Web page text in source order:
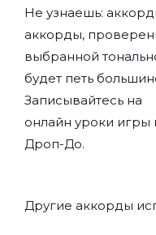
Не узнаешь:
аккорды,
выбранной
будет петь
Записывайтесь на
онлайн уроки игры
Дроп-До.
Другие аккорды